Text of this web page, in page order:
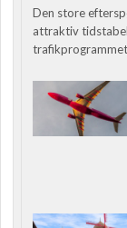
Den store
attraktiv